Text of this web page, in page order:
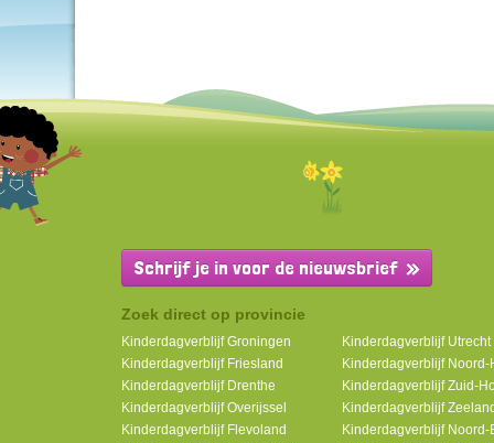
Schrijf je in voor de nieuwsbrief
Kinderdagverblijf Utrecht
Kinderdagverblijf Noord-
Kinderdagverblijf Zuid-
Kinderdagverblijf
Kinderdagverblijf Noord-
Zoek direct op provincie
Kinderdagverblijf Groningen
Kinderdagverblijf Friesland
Kinderdagverblijf Drenthe
Kinderdagverblijf Overijssel
Kinderdagverblijf Flevoland